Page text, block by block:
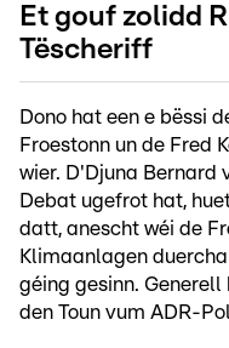
Et gouf zolidd
Tëscheriff
Dono hat een e bëssi
Froestonn un de Fred
wier. D'Djuna Bernard
Debat ugefrot hat,
datt, anescht wéi de
Klimaanlagen
géing gesinn.
den Toun vum ADR-